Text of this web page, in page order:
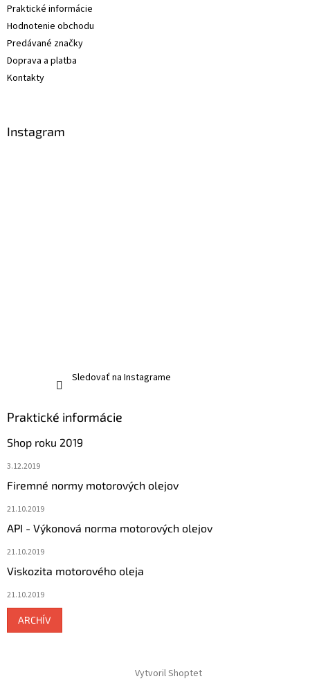
Praktické informácie
Hodnotenie obchodu
Predávané značky
Doprava a platba
Kontakty
Instagram
Sledovať na Instagrame
Praktické informácie
Shop roku 2019
3.12.2019
Firemné normy motorových olejov
21.10.2019
API - Výkonová norma motorových olejov
21.10.2019
Viskozita motorového oleja
21.10.2019
ARCHÍV
Vytvoril Shoptet